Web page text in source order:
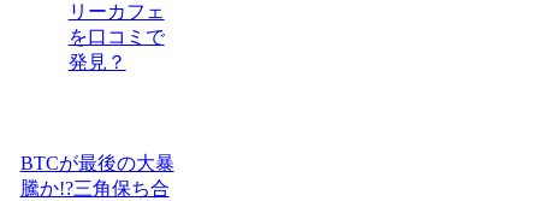
リーカフェ
を口コミで
発見？
BTCが最後の大暴
騰か!?三角保ち合